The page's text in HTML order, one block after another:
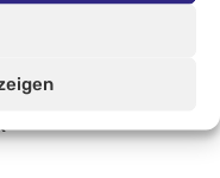
und immer auf